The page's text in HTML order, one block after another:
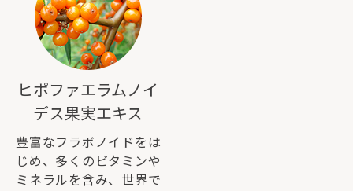
ヒポファエラムノイ
デス果実エキス
豊富なフラボノイドをは
じめ、多くのビタミンや
ミネラルを含み、世界で